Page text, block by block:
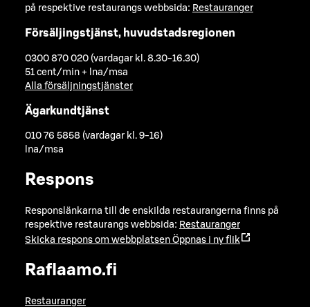
på respektive restaurangs webbsida: Restauranger
Försäljingstjänst, huvudstadsregionen
0300 870 020 (vardagar kl. 8.30-16.30)
51 cent/min + lna/msa
Alla försäljningstjänster
Ägarkundtjänst
010 76 5858 (vardagar kl. 9-16)
lna/msa
Respons
Responslänkarna till de enskilda restaurangerna finns på
respektive restaurangs webbsida: Restauranger
Skicka respons om webbplatsen Öppnas i ny flik
Raflaamo.fi
Restauranger